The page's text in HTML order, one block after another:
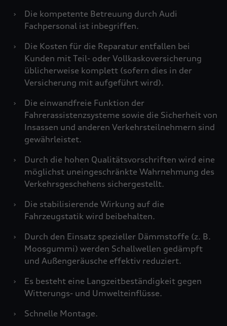
›
Die kompetente Betreuung durch Audi
Fachpersonal ist inbegriffen.
›
Die Kosten für die Reparatur entfallen bei
Kunden mit Teil- oder Vollkaskoversicherung
üblicherweise komplett (sofern dies in der
Versicherung mit aufgeführt wird).
›
Die einwandfreie Funktion der
Fahrerassistenzsysteme sowie die Sicherheit von
Insassen und anderen Verkehrsteilnehmern sind
gewährleistet.
›
Durch die hohen Qualitätsvorschriften wird eine
möglichst uneingeschränkte Wahrnehmung des
Verkehrsgeschehens sichergestellt.
›
Die stabilisierende Wirkung auf die
Fahrzeugstatik wird beibehalten.
›
Durch den Einsatz spezieller Dämmstoffe (z. B.
Moosgummi) werden Schallwellen gedämpft
und Außengeräusche effektiv reduziert.
›
Es besteht eine Langzeitbeständigkeit gegen
Witterungs- und Umwelteinflüsse.
›
Schnelle Montage.